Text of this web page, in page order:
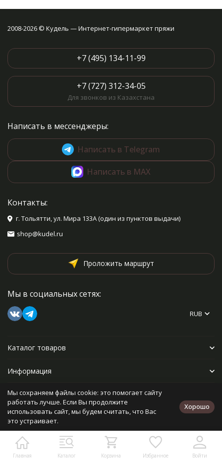
Главная Каталог Корзина Избранное Войти
2008-2026 © Кудель — Интернет-гипермаркет пряжи
+7 (495) 134-11-99
+7 (727) 312-34-05
Для звонков из Казахстана
Написать в мессенджеры:
Написать в Telegram
Написать в MAX
Контакты:
г. Тольятти, ул. Мира 133А (один из пунктов выдачи)
shop@kudel.ru
Проложить маршрут
Мы в социальных сетях:
RUB
Каталог товаров
Информация
Прочее
Политика персональных данных
Разработано в
bodysite.ru
Мы сохраняем файлы cookie: это помогает сайту
работать лучше. Если Вы продолжите
использовать сайт, мы будем считать, что Вас
это устраивает.
Хорошо